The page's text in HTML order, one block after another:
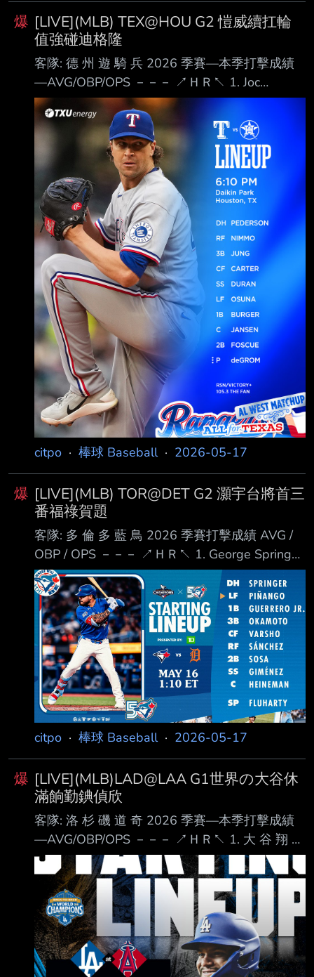
爆 [LIVE](MLB) TEX@HOU G2 愷威續扛輪
值強碰迪格隆
客隊: 德 州 遊 騎 兵 2026 季賽—本季打擊成績
—AVG/OBP/OPS －－－ ↗ＨＲ↖ 1. Joc
Pederson (L) DH .210 / .322 / .652 ３ＨＲ 2.
Brandon Nimmo (L) RF .276 / .357 / .774 ４Ｈ
Ｒ 3. Josh Jung (R) 3B .316 / .363 / .860 ５ＨＲ
4. Evan Carter (L) CF .174 / .295 / .621 ５ＨＲ
5. Ezequiel Duran (R) SS
citpo · 棒球 Baseball· 2026-05-17
爆 [LIVE](MLB) TOR@DET G2 灝宇台將首三
番福祿賀題
客隊: 多 倫 多 藍 鳥 2026 季賽打擊成績 AVG /
OBP / OPS －－－ ↗ＨＲ↖ 1. George Springer
(R) DH .194 / .261 / .586 ２ＨＲ 2. Y Pinango
(L) LF .350 / .393 / .810 3. Vladimir Guerrero
Jr(R) 1B .281 / .419 / .772 ２ＨＲ 4. 岡 本 和 真
(R) 3B .239 / １０ＨＲ 5. Daulton Vasho (L) CF
.245 / .2
citpo · 棒球 Baseball· 2026-05-17
爆 [LIVE](MLB)LAD@LAA G1世界の大谷休
滿餉勤錪偵欣
客隊: 洛 杉 磯 道 奇 2026 季賽—本季打擊成績
—AVG/OBP/OPS －－－ ↗ＨＲ↖ 1. 大 谷 翔 平
(L) DH .240 / .370 / .796 ７ＨＲ 2. Mookie
Betts (R) SS .171 / .244 / .659 ３ＨＲ 3. Will
Smith (R) C .258 / .329 / .708 ４ＨＲ 4. Kyle
Tucker (L) RF .253 / .351 / .756 ４ＨＲ 5.
Andy Pages (R) CF .306 /